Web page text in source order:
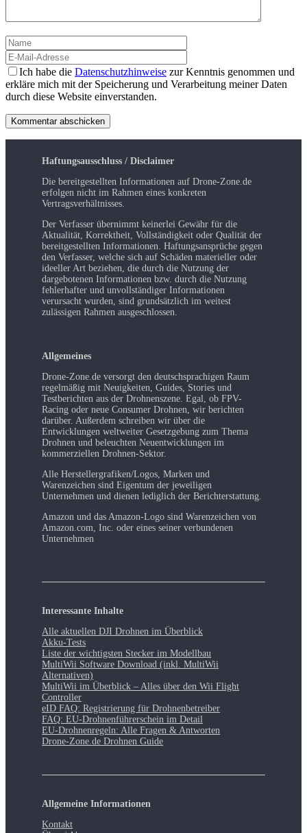
Name
Mail-
Adresse
Ich habe die Datenschutzhinweise zur Kenntnis genommen und
erkläre mich mit der Speicherung und Verarbeitung meiner Daten
durch diese Website einverstanden.
Haftungsausschluss / Disclaimer
Die bereitgestellten Informationen auf Drone-Zone.de
erfolgen nicht im Rahmen eines konkreten
Vertragsverhältnisses.
Der Verfasser übernimmt keinerlei Gewähr für die
Aktualität, Korrektheit, Vollständigkeit oder Qualität der
bereitgestellten Informationen. Haftungsansprüche gegen
den Verfasser, welche sich auf Schäden materieller oder
ideeller Art beziehen, die durch die Nutzung der
dargebotenen Informationen bzw. durch die Nutzung
fehlerhafter und unvollständiger Informationen
verursacht wurden, sind grundsätzlich im weitest
zulässigen Rahmen ausgeschlossen.
Allgemeines
Drone-Zone.de versorgt den deutschsprachigen Raum
regelmäßig mit Neuigkeiten, Guides, Stories und
Testberichten aus der Drohnenszene. Egal, ob FPV-
Racing oder neue Consumer Drohnen, wir berichten
darüber. Außerdem schreiben wir über die
Entwicklungen weltweiter Gesetzgebung zum Thema
Drohnen und beleuchten Neuentwicklungen im
kommerziellen Drohnen-Sektor.
Alle Herstellergrafiken/Logos, Marken und
Warenzeichen sind Eigentum der jeweiligen
Unternehmen und dienen lediglich der Berichterstattung.
Amazon und das Amazon-Logo sind Warenzeichen von
Amazon.com, Inc. oder eines seiner verbundenen
Unternehmen
Interessante Inhalte
Alle aktuellen DJI Drohnen im Überblick
Akku-Tests
Liste der wichtigsten Stecker im Modellbau
MultiWii Software Download (inkl. MultiWii
Alternativen)
MultiWii im Überblick – Alles über den Wii Flight
Controller
eID FAQ: Registrierung für Drohnenbetreiber
FAQ: EU-Drohnenführerschein im Detail
EU-Drohnenregeln: Alle Fragen & Antworten
Drone-Zone.de Drohnen Guide
Allgemeine Informationen
Kontakt